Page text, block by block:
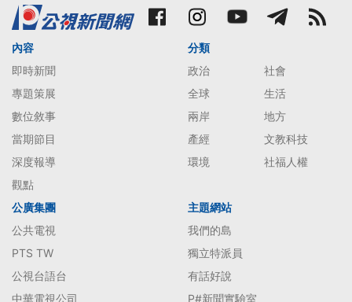
內容
即時新聞
專題策展
數位敘事
當期節目
深度報導
觀點
分類
政治
社會
全球
生活
兩岸
地方
產經
文教科技
環境
社福人權
公廣集團
公共電視
PTS TW
公視台語台
中華電視公司
主題網站
我們的島
獨立特派員
有話好說
P#新聞實驗室